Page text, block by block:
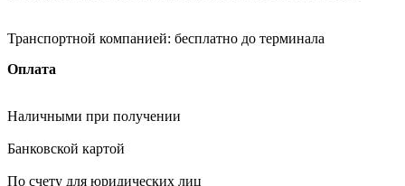
Транспортной компанией: бесплатно до терминала
Оплата
Наличными при получении
Банковской картой
По счету для юридических лиц